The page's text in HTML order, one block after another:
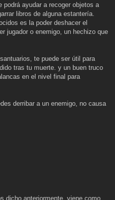
podrá ayudar a recoger objetos a
libros de alguna estantería.
es la poder deshacer el
jugador o enemigo, un hechizo que
te puede ser útil para
tras tu muerte. y un buen truco
en el nivel final para
derribar a un enemigo, no causa
dicho anteriormente, viene como